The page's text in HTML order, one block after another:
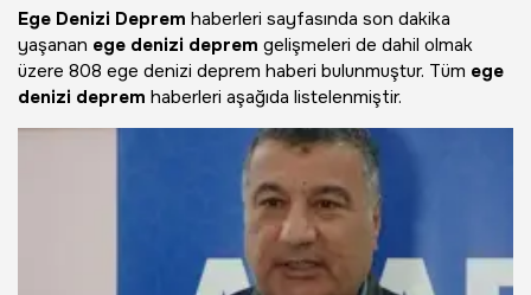
Ege Denizi Deprem haberleri sayfasında son dakika
yaşanan ege denizi deprem gelişmeleri de dahil olmak
üzere 808 ege denizi deprem haberi bulunmuştur. Tüm ege
denizi deprem haberleri aşağıda listelenmiştir.